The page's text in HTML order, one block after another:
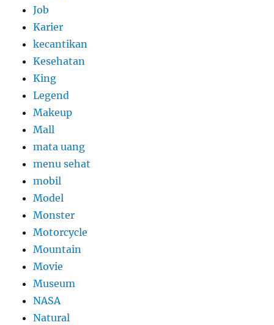
Job
Karier
kecantikan
Kesehatan
King
Legend
Makeup
Mall
mata uang
menu sehat
mobil
Model
Monster
Motorcycle
Mountain
Movie
Museum
NASA
Natural